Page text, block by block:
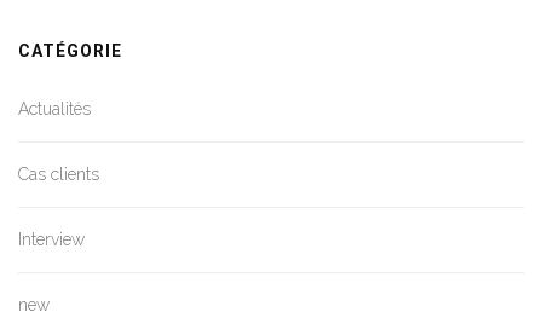
CATÉGORIE
Actualités
Cas clients
Interview
new